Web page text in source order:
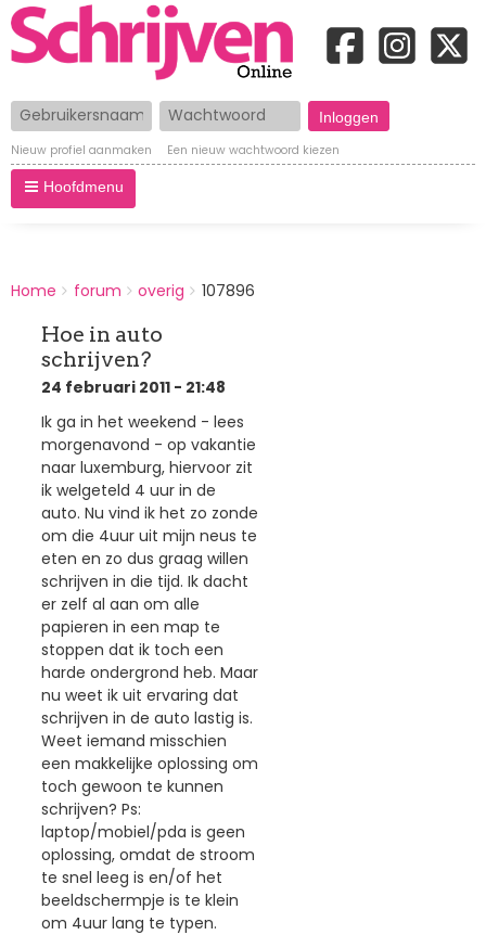
Gebruikersnaam Wachtwoord
Nieuw profiel aanmaken Een nieuw wachtwoord kiezen
Hoofdmenu
BREADCRUMBS
You
here:
Home forum overig 107896
Hoe in auto
schrijven?
24 februari 2011 - 21:48
Ik ga in het weekend - lees
morgenavond - op vakantie
naar luxemburg, hiervoor zit
ik welgeteld 4 uur in de
auto. Nu vind ik het zo zonde
om die 4uur uit mijn neus te
eten en zo dus graag willen
schrijven in die tijd. Ik dacht
er zelf al aan om alle
papieren in een map te
stoppen dat ik toch een
harde ondergrond heb. Maar
nu weet ik uit ervaring dat
schrijven in de auto lastig is.
Weet iemand misschien
een makkelijke oplossing om
toch gewoon te kunnen
schrijven? Ps:
laptop/mobiel/pda is geen
oplossing, omdat de stroom
te snel leeg is en/of het
beeldschermpje is te klein
om 4uur lang te typen.